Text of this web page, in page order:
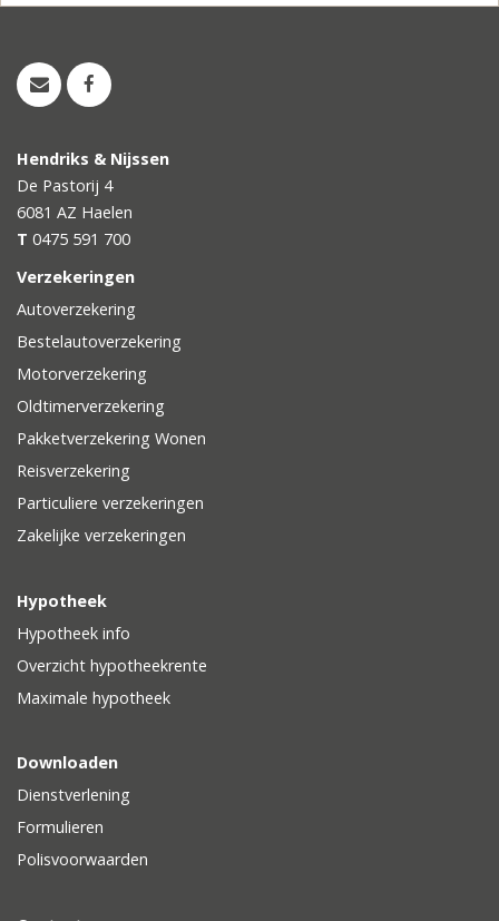
Hendriks & Nijssen
De Pastorij 4
6081 AZ Haelen
T 0475 591 700
Verzekeringen
Autoverzekering
Bestelautoverzekering
Motorverzekering
Oldtimerverzekering
Pakketverzekering Wonen
Reisverzekering
Particuliere verzekeringen
Zakelijke verzekeringen
Hypotheek
Hypotheek info
Overzicht hypotheekrente
Maximale hypotheek
Downloaden
Dienstverlening
Formulieren
Polisvoorwaarden